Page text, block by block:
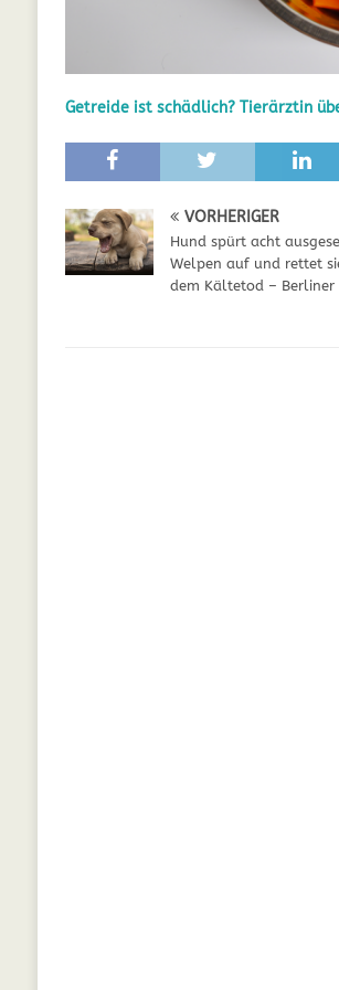
[ Juli 5, 2025 ] Der
[ Juli 5, 2025 ]
Online WELPEN
[ September 29,
Getreide ist schädlich? Tierärztin
VORHERIGER
Hund spürt acht
Welpen auf und rettet
dem Kältetod – Berliner